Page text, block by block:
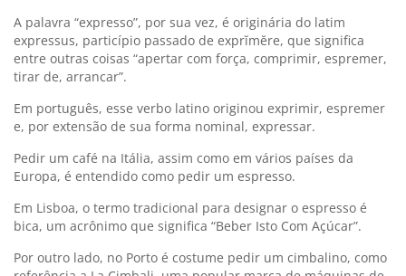
A palavra “expresso”, por sua vez, é originária do latim
expressus, particípio passado de exprĭmĕre, que significa
entre outras coisas “apertar com força, comprimir, espremer,
tirar de, arrancar”.
Em português, esse verbo latino originou exprimir, espremer
e, por extensão de sua forma nominal, expressar.
Pedir um café na Itália, assim como em vários países da
Europa, é entendido como pedir um espresso.
Em Lisboa, o termo tradicional para designar o espresso é
bica, um acrônimo que significa “Beber Isto Com Açúcar”.
Por outro lado, no Porto é costume pedir um cimbalino, como